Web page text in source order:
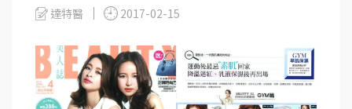
達特醫 2017-02-15